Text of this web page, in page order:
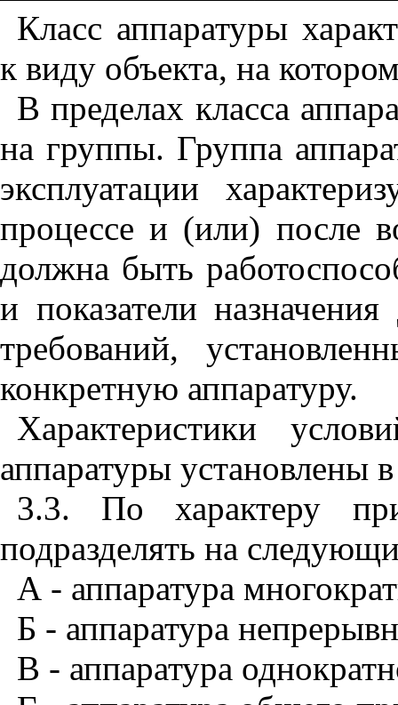
Класс аппаратуры
к виду объекта, на
В пределах класса
на группы. Группа
эксплуатации
процессе и (или) после
должна быть
и показатели
требований,
конкретную аппаратуру.
Характеристики
аппаратуры установлены
3.3. По характеру
подразделять на
А - аппаратура
Б - аппаратура
В - аппаратура